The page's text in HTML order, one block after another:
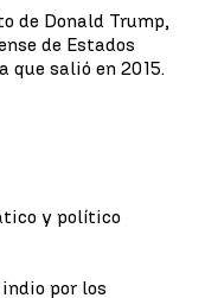
de Donald Trump,
de Estados
que salió en 2015.
y político
por los